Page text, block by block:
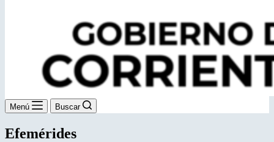
Menú Buscar
Efemérides